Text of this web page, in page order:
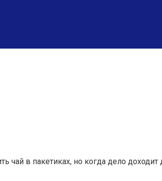
чай в пакетиках, но когда дело